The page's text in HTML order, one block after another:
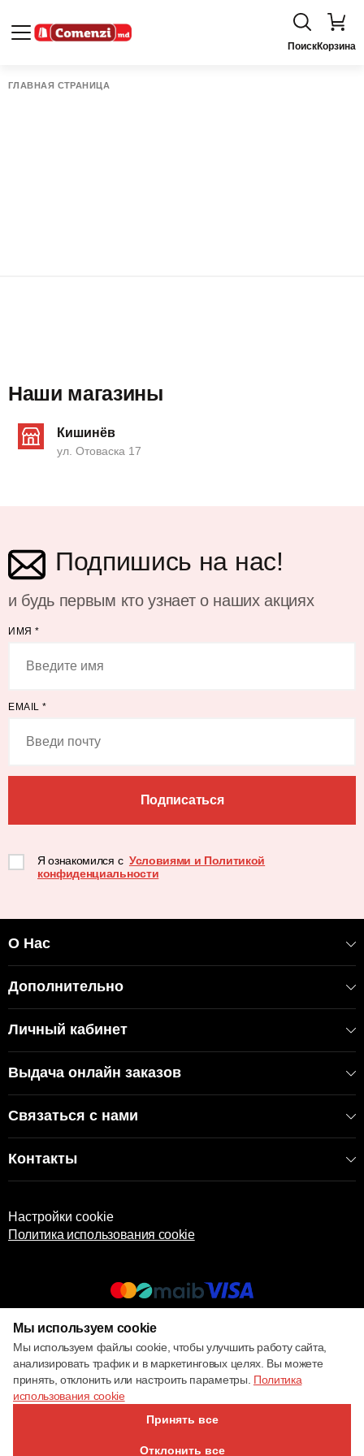
ПоискКорзина
ГЛАВНАЯ СТРАНИЦА
Наши магазины
Кишинёв
ул. Отоваска 17
Подпишись на нас!
и будь первым кто узнает о наших акциях
ИМЯ *
EMAIL *
Подписаться
Я ознакомился с Условиями и Политикой
конфиденциальности
О Нас
Дополнительно
Личный кабинет
Выдача онлайн заказов
Связаться с нами
Контакты
Настройки cookie
Политика использования cookie
© 2017 – 2026 ECOM
Мы используем cookie
Мы используем файлы cookie, чтобы улучшить работу сайта,
анализировать трафик и в маркетинговых целях. Вы можете
принять, отклонить или настроить параметры. Политика
использования cookie
Принять все
Отклонить все